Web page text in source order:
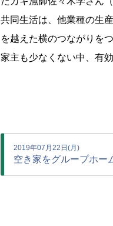
共同生活は、他業種の生
を越えた横のつながりを
家主も少なくない中、有
2019年07月22日(月)
空き家をグループホー